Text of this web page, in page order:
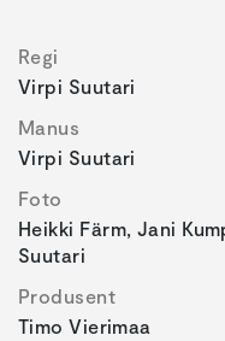
Regi
Virpi Suutari
Manus
Virpi Suutari
Foto
Heikki Färm, Jani
Suutari
Produsent
Timo Vierimaa